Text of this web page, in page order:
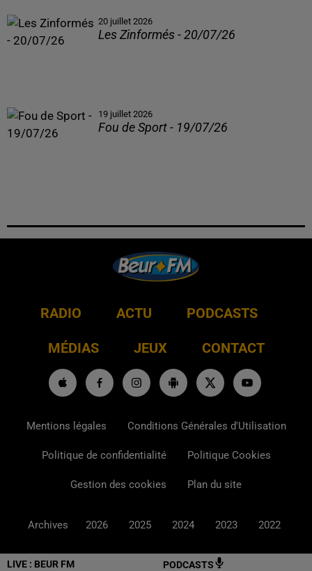
LIVE : BEUR FM PODCASTS
20 juillet 2026
Les Zinformés - 20/07/26
19 juillet 2026
Fou de Sport - 19/07/26
RADIO ACTU PODCASTS
MÉDIAS JEUX CONTACT
Mentions légales Conditions Générales d'Utilisation
Politique de confidentialité Politique Cookies
Gestion des cookies Plan du site
Archives 2026 2025 2024 2023 2022